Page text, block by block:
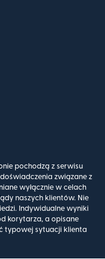
pochodzą z serwisu
związane z
wyłącznie w celach
naszych klientów. Nie
Indywidualne wyniki
korytarza, a opisane
typowej sytuacji klienta